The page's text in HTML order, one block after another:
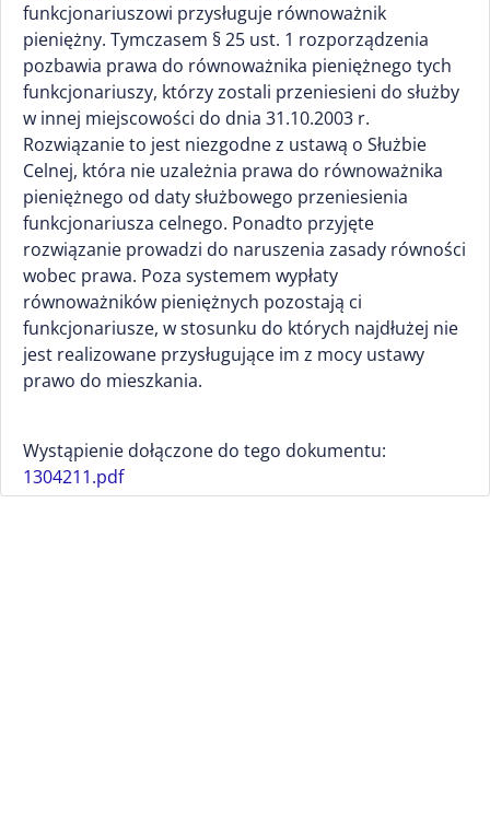
funkcjonariuszowi przysługuje równoważnik
pieniężny. Tymczasem § 25 ust. 1 rozporządzenia
pozbawia prawa do równoważnika pieniężnego tych
funkcjonariuszy, którzy zostali przeniesieni do służby
w innej miejscowości do dnia 31.10.2003 r.
Rozwiązanie to jest niezgodne z ustawą o Służbie
Celnej, która nie uzależnia prawa do równoważnika
pieniężnego od daty służbowego przeniesienia
funkcjonariusza celnego. Ponadto przyjęte
rozwiązanie prowadzi do naruszenia zasady równości
wobec prawa. Poza systemem wypłaty
równoważników pieniężnych pozostają ci
funkcjonariusze, w stosunku do których najdłużej nie
jest realizowane przysługujące im z mocy ustawy
prawo do mieszkania.
Wystąpienie dołączone do tego dokumentu:
1304211.pdf